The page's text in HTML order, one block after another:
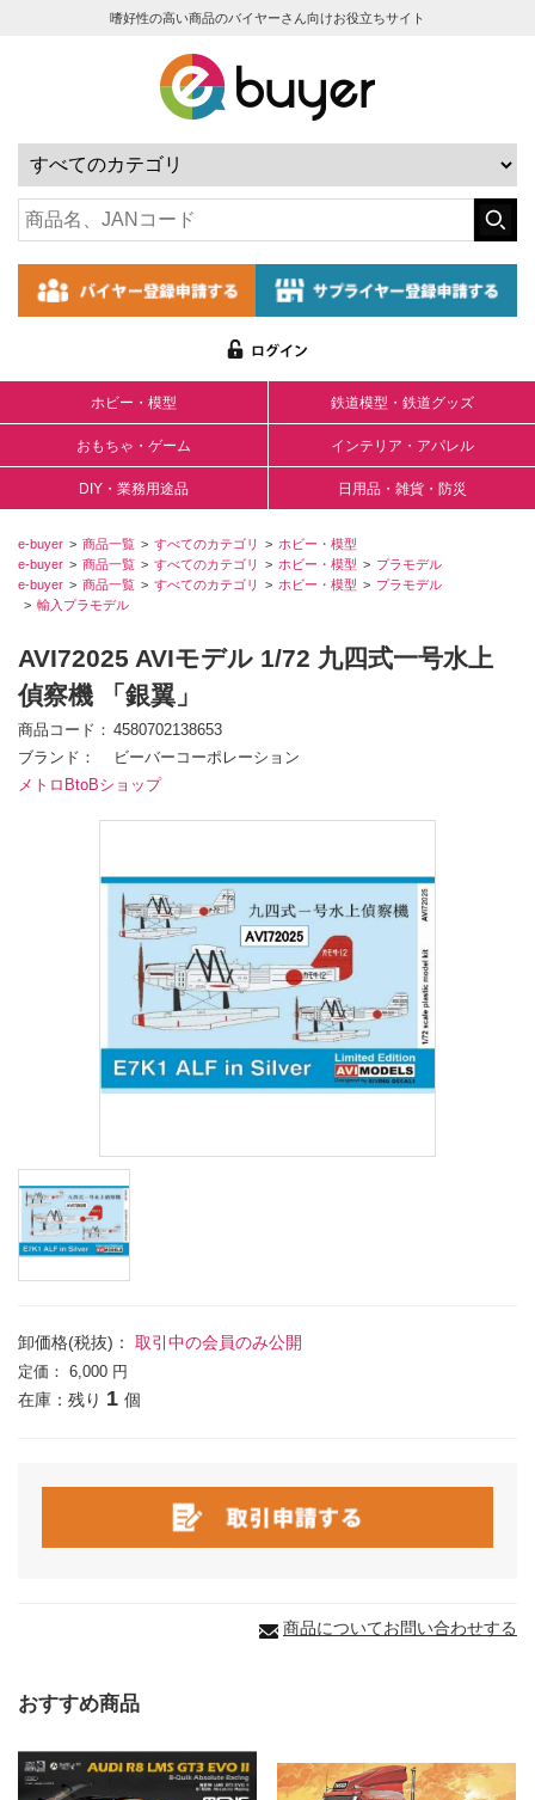
嗜好性の高い商品のバイヤーさん向けお役立ちサイト
ホビー・模型 鉄道模型・鉄道グッズ
おもちゃ・ゲーム インテリア・アパレル
DIY・業務用途品 日用品・雑貨・防災
e-buyer 商品一覧 すべてのカテゴリ
ホビー・模型
e-buyer
商品一覧 すべてのカテゴリ ホビー・模型
プラモデル
e-buyer
商品一覧 すべてのカテゴリ ホビー・模型
プラモデル
輸入プラモデル
AVI72025 AVIモデル 1/72 九四式一号水上
偵察機 「銀翼」
商品コード
4580702138653
ブランド
ビーバーコーポレーション
メトロBtoBショップ
卸価格(税抜)： 取引中の会員のみ公開
定価： 6,000 円
在庫：残り 1 個
商品についてお問い合わせする
おすすめ商品